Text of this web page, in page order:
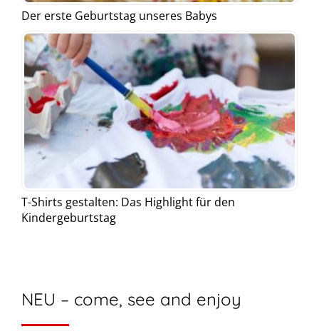
Der erste Geburtstag unseres Babys
T-Shirts gestalten: Das Highlight für den
Kindergeburtstag
NEU – come, see and enjoy